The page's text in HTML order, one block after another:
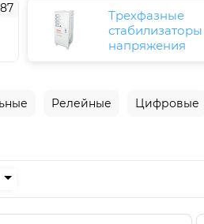
87
Трехфазные
стабилизаторы
напряжения
Релейные Цифровые